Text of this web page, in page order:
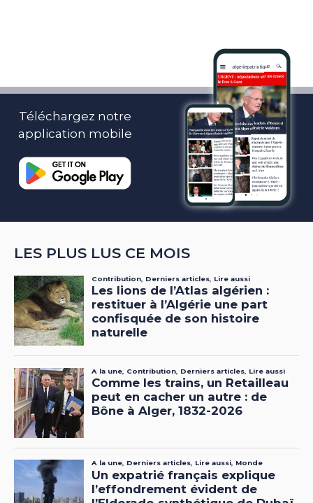
Téléchargez notre
application mobile
LES PLUS LUS CE MOIS